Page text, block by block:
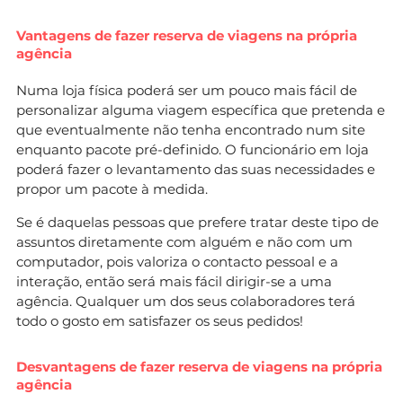
Vantagens de fazer reserva de viagens na própria
agência
Numa loja física poderá ser um pouco mais fácil de
personalizar alguma viagem específica que pretenda e
que eventualmente não tenha encontrado num site
enquanto pacote pré-definido. O funcionário em loja
poderá fazer o levantamento das suas necessidades e
propor um pacote à medida.
Se é daquelas pessoas que prefere tratar deste tipo de
assuntos diretamente com alguém e não com um
computador, pois valoriza o contacto pessoal e a
interação, então será mais fácil dirigir-se a uma
agência. Qualquer um dos seus colaboradores terá
todo o gosto em satisfazer os seus pedidos!
Desvantagens de fazer reserva de viagens na própria
agência